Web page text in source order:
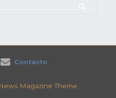
Contacto
Magazine Theme